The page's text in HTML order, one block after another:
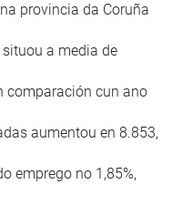
provincia da Coruña
a media de
comparación cun ano
aumentou en 8.853,
emprego no 1,85%,